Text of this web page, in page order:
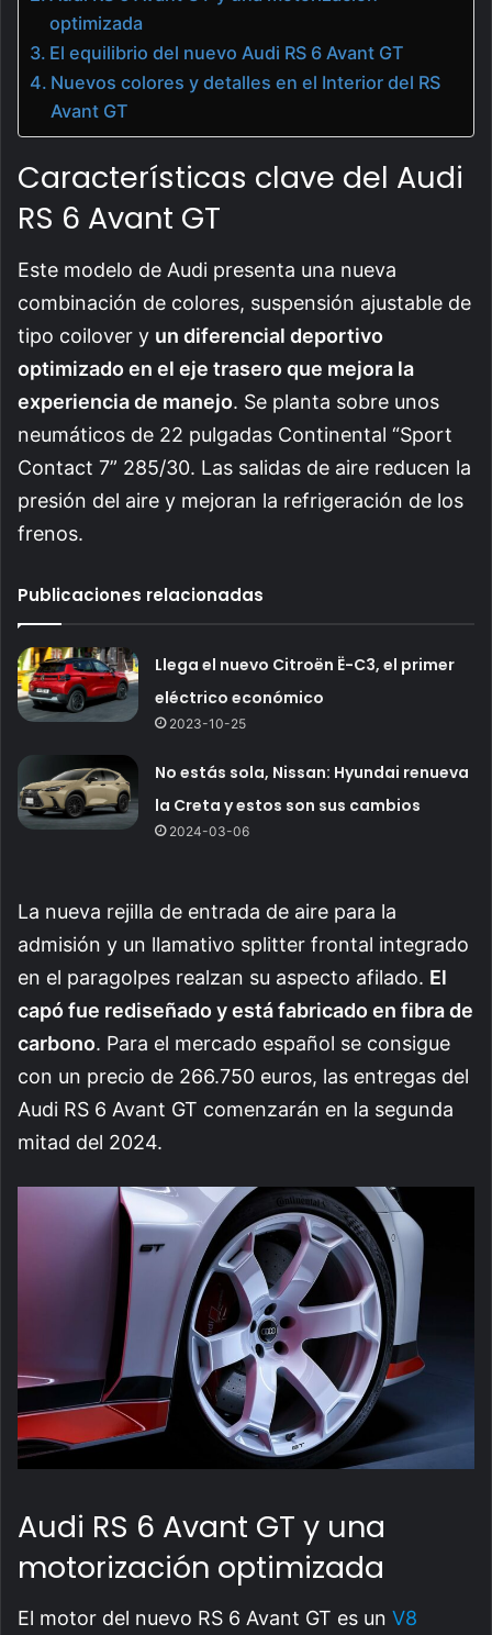
optimizada
El equilibrio del nuevo Audi RS 6 Avant GT
Nuevos colores y detalles en el Interior del RS
Avant GT
Características clave del Audi
RS 6 Avant GT
Este modelo de Audi presenta una nueva
combinación de colores, suspensión ajustable de
tipo coilover y un diferencial deportivo
optimizado en el eje trasero que mejora la
experiencia de manejo. Se planta sobre unos
neumáticos de 22 pulgadas Continental “Sport
Contact 7” 285/30. Las salidas de aire reducen la
presión del aire y mejoran la refrigeración de los
frenos.
Publicaciones relacionadas
Llega el nuevo Citroën Ë-C3, el primer
eléctrico económico
2023-10-25
No estás sola, Nissan: Hyundai renueva
la Creta y estos son sus cambios
2024-03-06
La nueva rejilla de entrada de aire para la
admisión y un llamativo splitter frontal integrado
en el paragolpes realzan su aspecto afilado. El
capó fue rediseñado y está fabricado en fibra de
carbono. Para el mercado español se consigue
con un precio de 266.750 euros, las entregas del
Audi RS 6 Avant GT comenzarán en la segunda
mitad del 2024.
Audi RS 6 Avant GT y una
motorización optimizada
El motor del nuevo RS 6 Avant GT es un V8